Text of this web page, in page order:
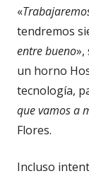
«
tendremos
entre bueno»,
un horno
tecnología,
que vamos a
Flores.
Incluso